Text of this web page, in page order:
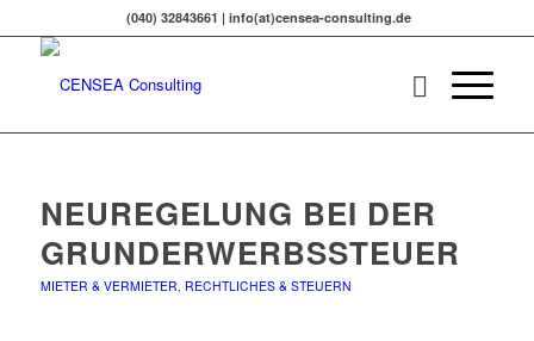
(040) 32843661 | info(at)censea-consulting.de
NEUREGELUNG BEI DER
GRUNDERWERBSSTEUER
MIETER & VERMIETER, RECHTLICHES & STEUERN